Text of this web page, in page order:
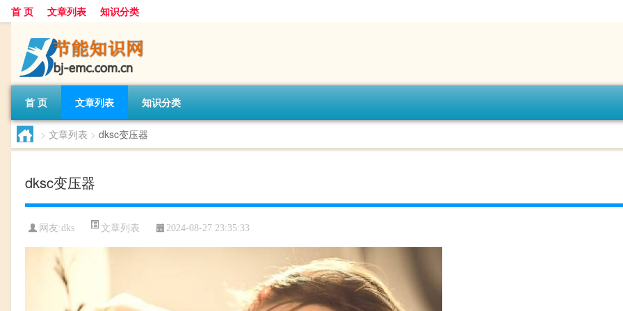
首 页 文章列表 知识分类
首 页 文章列表 知识分类
> 文章列表 > dksc变压器
dksc变压器
网友:dks 文章列表 2024-08-27 23:35:33